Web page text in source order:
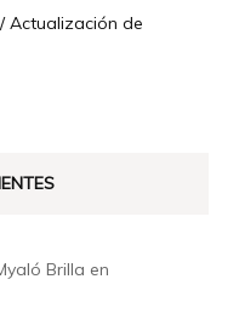
Actualización de
Brilla en